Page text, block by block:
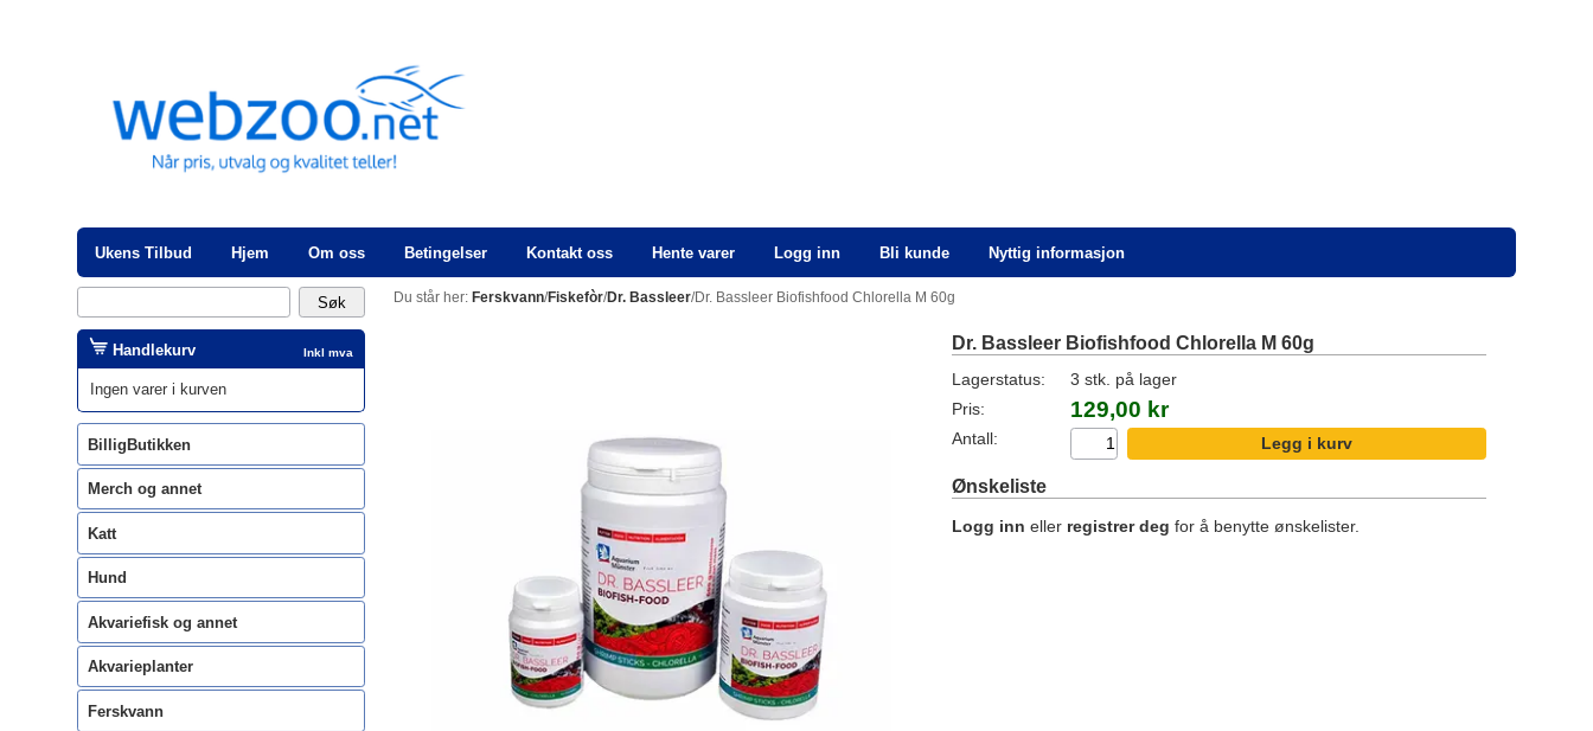
Ukens Tilbud Hjem Om oss Betingelser Kontakt oss Hente varer Logg inn Bli kunde Nyttig informasjon
Du står her: Ferskvann/Fiskefòr/Dr. Bassleer/Dr. Bassleer Biofishfood Chlorella M 60g
Dr. Bassleer Biofishfood Chlorella M 60g
Lagerstatus:
3 stk. på lager
Pris:
129,00 kr
Antall:
Ønskeliste
Logg inn eller registrer deg for å benytte ønskelister.
Inkl mva
Handlekurv
Ingen varer i kurven
BilligButikken
Merch og annet
Katt
Hund
Akvariefisk og annet
Akvarieplanter
Ferskvann